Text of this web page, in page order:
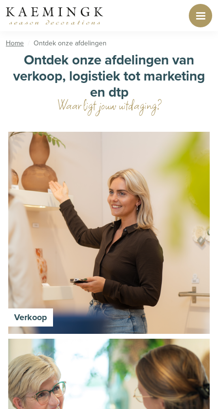
Home Ontdek onze afdelingen
Ontdek onze afdelingen van
verkoop, logistiek tot marketing
en dtp
Waar ligt jouw uitdaging?
Verkoop